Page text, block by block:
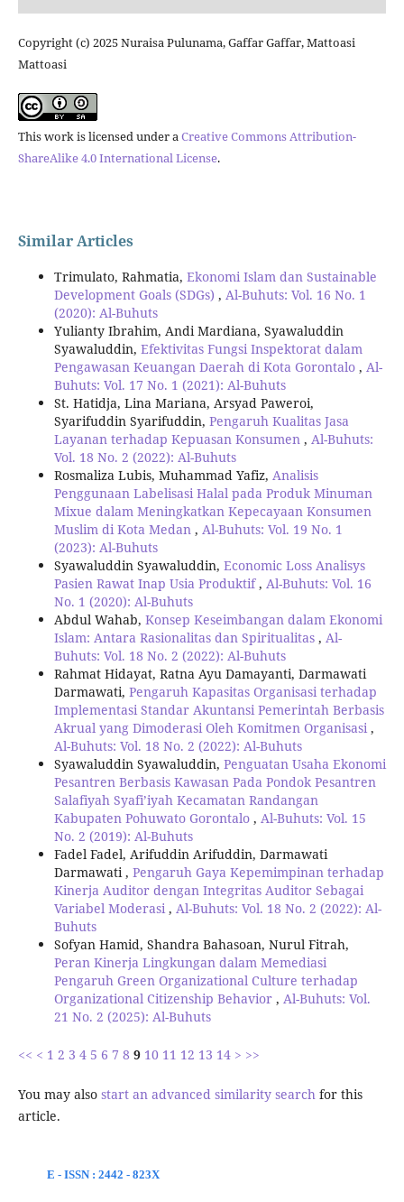
Copyright (c) 2025 Nuraisa Pulunama, Gaffar Gaffar, Mattoasi
Mattoasi
This work is licensed under aCreative Commons Attribution-
ShareAlike 4.0 International License.
Similar Articles
Trimulato, Rahmatia, Ekonomi Islam dan Sustainable
Development Goals (SDGs) , Al-Buhuts: Vol. 16 No. 1
(2020): Al-Buhuts
Yulianty Ibrahim, Andi Mardiana, Syawaluddin
Syawaluddin, Efektivitas Fungsi Inspektorat dalam
Pengawasan Keuangan Daerah di Kota Gorontalo , Al-
Buhuts: Vol. 17 No. 1 (2021): Al-Buhuts
St. Hatidja, Lina Mariana, Arsyad Paweroi,
Syarifuddin Syarifuddin, Pengaruh Kualitas Jasa
Layanan terhadap Kepuasan Konsumen , Al-Buhuts:
Vol. 18 No. 2 (2022): Al-Buhuts
Rosmaliza Lubis, Muhammad Yafiz, Analisis
Penggunaan Labelisasi Halal pada Produk Minuman
Mixue dalam Meningkatkan Kepecayaan Konsumen
Muslim di Kota Medan , Al-Buhuts: Vol. 19 No. 1
(2023): Al-Buhuts
Syawaluddin Syawaluddin, Economic Loss Analisys
Pasien Rawat Inap Usia Produktif, Al-Buhuts: Vol. 16
No. 1 (2020): Al-Buhuts
Abdul Wahab, Konsep Keseimbangan dalam Ekonomi
Islam: Antara Rasionalitas dan Spiritualitas , Al-
Buhuts: Vol. 18 No. 2 (2022): Al-Buhuts
Rahmat Hidayat, Ratna Ayu Damayanti, Darmawati
Darmawati, Pengaruh Kapasitas Organisasi terhadap
Implementasi Standar Akuntansi Pemerintah Berbasis
Akrual yang Dimoderasi Oleh Komitmen Organisasi ,
Al-Buhuts: Vol. 18 No. 2 (2022): Al-Buhuts
Syawaluddin Syawaluddin, Penguatan Usaha Ekonomi
Pesantren Berbasis Kawasan Pada Pondok Pesantren
Salafiyah Syafi’iyah Kecamatan Randangan
Kabupaten Pohuwato Gorontalo , Al-Buhuts: Vol. 15
No. 2 (2019): Al-Buhuts
Fadel Fadel, Arifuddin Arifuddin, Darmawati
Darmawati , Pengaruh Gaya Kepemimpinan terhadap
Kinerja Auditor dengan Integritas Auditor Sebagai
Variabel Moderasi , Al-Buhuts: Vol. 18 No. 2 (2022): Al-
Buhuts
Sofyan Hamid, Shandra Bahasoan, Nurul Fitrah,
Peran Kinerja Lingkungan dalam Memediasi
Pengaruh Green Organizational Culture terhadap
Organizational Citizenship Behavior , Al-Buhuts: Vol.
21 No. 2 (2025): Al-Buhuts
<< < 1 2 3 4 5 6 7 8 9 10 11 12 13 14 > >>
You may also start an advanced similarity search for this
article.
E - ISSN : 2442 - 823X